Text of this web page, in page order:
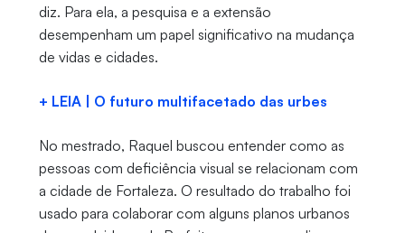
diz. Para ela, a pesquisa e a extensão
desempenham um papel significativo na mudança
de vidas e cidades.
+ LEIA | O futuro multifacetado das urbes
No mestrado, Raquel buscou entender como as
pessoas com deficiência visual se relacionam com
a cidade de Fortaleza. O resultado do trabalho foi
usado para colaborar com alguns planos urbanos